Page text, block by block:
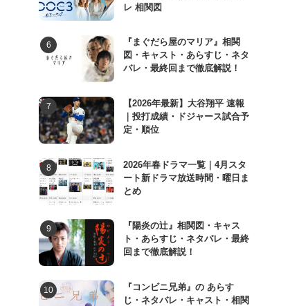
レ 相関図
『まぐだら屋のマリア』相関
図・キャスト・あらすじ・ネタ
バレ・最終回まで徹底解説！
【2026年最新】大谷翔平 速報
｜投打成績・ドジャース試合予
定・順位
2026年春ドラマ一覧｜4月スタ
ート新ドラマ放送時間・曜日ま
とめ
『陽炎の辻』相関図・キャス
ト・あらすじ・ネタバレ・最終
回まで徹底解説！
『コンビニ兄弟』の あらす
じ・ネタバレ・キャスト・相関